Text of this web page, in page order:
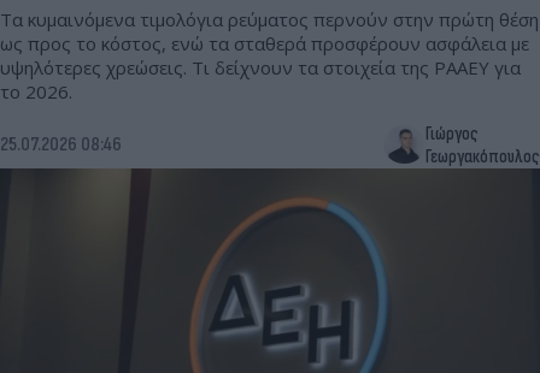
Τα κυμαινόμενα τιμολόγια ρεύματος περνούν στην πρώτη θέση
ως προς το κόστος, ενώ τα σταθερά προσφέρουν ασφάλεια με
υψηλότερες χρεώσεις. Τι δείχνουν τα στοιχεία της ΡΑΑΕΥ για
το 2026.
25.07.2026 08:46
Γιώργος
Γεωργακόπουλος